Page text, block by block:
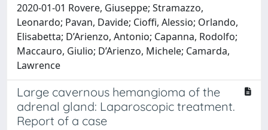
2020-01-01 Rovere, Giuseppe; Stramazzo,
Leonardo; Pavan, Davide; Cioffi, Alessio; Orlando,
Elisabetta; D’Arienzo, Antonio; Capanna, Rodolfo;
Maccauro, Giulio; D’Arienzo, Michele; Camarda,
Lawrence
Large cavernous hemangioma of the
adrenal gland: Laparoscopic treatment.
Report of a case